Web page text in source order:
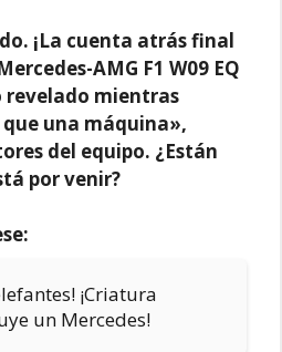
¡La cuenta atrás final
AMG F1 W09 EQ
revelado mientras
que una máquina»,
del equipo. ¿Están
por venir?
¡Criatura
un Mercedes!